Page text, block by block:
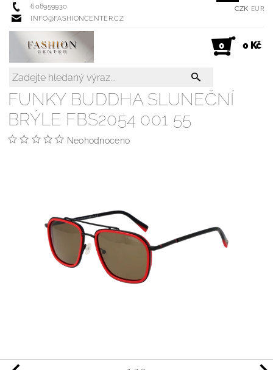
608959930
INFO@FASHIONCENTER.CZ
CZK EUR
0 0 Kč
FUNKY BUDDHA SLUNEČNÍ
BRÝLE FBS2054 001 55
Neohodnoceno